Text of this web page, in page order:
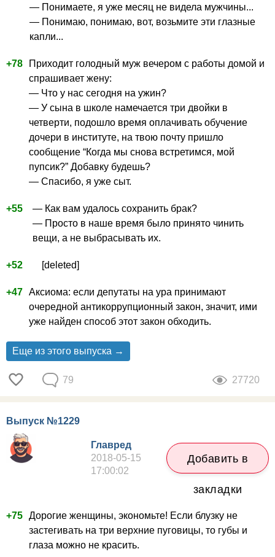
— Понимаете, я уже месяц не видела мужчины...
— Понимаю, понимаю, вот, возьмите эти глазные
капли...
+78
Приходит голодный муж вечером с работы домой и
спрашивает жену:
— Что у нас сегодня на ужин?
— У сына в школе намечается три двойки в
четверти, подошло время оплачивать обучение
дочери в институте, на твою почту пришло
сообщение “Когда мы снова встретимся, мой
пупсик?” Добавку будешь?
— Спасибо, я уже сыт.
+55
— Как вам удалось сохранить брак?
— Просто в наше время было принято чинить
вещи, а не выбрасывать их.
+52 [deleted]
+47 Аксиома: если депутаты на ура принимают
очередной антикоррупционный закон, значит, ими
уже найден способ этот закон обходить.
Еще из этого выпуска →
79 27720
Выпуск №1229
Главред
2018-05-15
17:00:02
Добавить в
закладки
+75 Дорогие женщины, экономьте! Если блузку не
застегивать на три верхние пуговицы, то губы и
глаза можно не красить.